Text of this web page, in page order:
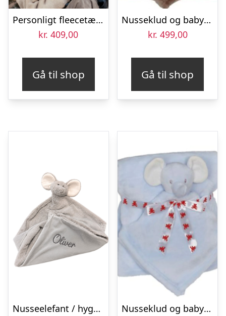
Personligt fleecetæppe med billede -100×150
kr. 409,00
Gå til shop
Nusseklud og babytæppe med navn – Abe
kr. 499,00
Gå til shop
Nusseelefant / hyggetæppe med brodering
Nusseklud og babytæppe med navn broderet – Elefant – Blå